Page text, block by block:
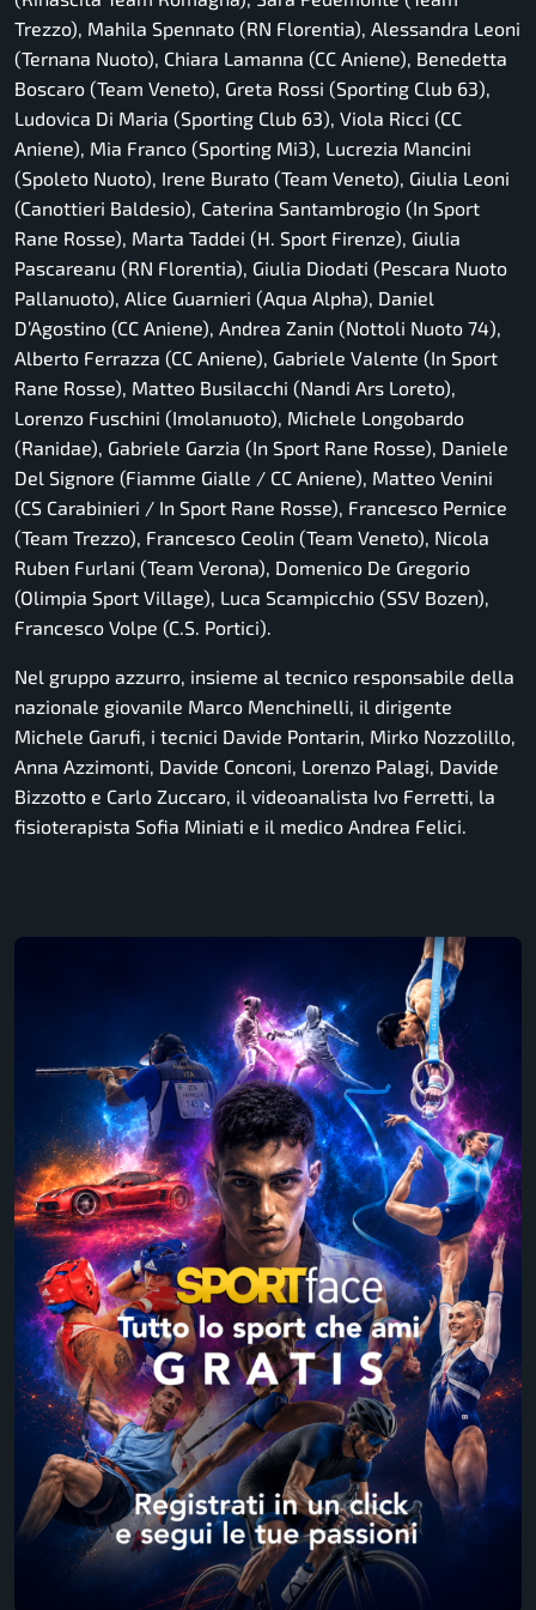
Trezzo), Mahila Spennato (RN Florentia), Alessandra Leoni
(Ternana Nuoto), Chiara Lamanna (CC Aniene), Benedetta
Boscaro (Team Veneto), Greta Rossi (Sporting Club 63),
Ludovica Di Maria (Sporting Club 63), Viola Ricci (CC
Aniene), Mia Franco (Sporting Mi3), Lucrezia Mancini
(Spoleto Nuoto), Irene Burato (Team Veneto), Giulia Leoni
(Canottieri Baldesio), Caterina Santambrogio (In Sport
Rane Rosse), Marta Taddei (H. Sport Firenze), Giulia
Pascareanu (RN Florentia), Giulia Diodati (Pescara Nuoto
Pallanuoto), Alice Guarnieri (Aqua Alpha), Daniel
D’Agostino (CC Aniene), Andrea Zanin (Nottoli Nuoto 74),
Alberto Ferrazza (CC Aniene), Gabriele Valente (In Sport
Rane Rosse), Matteo Busilacchi (Nandi Ars Loreto),
Lorenzo Fuschini (Imolanuoto), Michele Longobardo
(Ranidae), Gabriele Garzia (In Sport Rane Rosse), Daniele
Del Signore (Fiamme Gialle / CC Aniene), Matteo Venini
(CS Carabinieri / In Sport Rane Rosse), Francesco Pernice
(Team Trezzo), Francesco Ceolin (Team Veneto), Nicola
Ruben Furlani (Team Verona), Domenico De Gregorio
(Olimpia Sport Village), Luca Scampicchio (SSV Bozen),
Francesco Volpe (C.S. Portici).
Nel gruppo azzurro, insieme al tecnico responsabile della
nazionale giovanile Marco Menchinelli, il dirigente
Michele Garufi, i tecnici Davide Pontarin, Mirko Nozzolillo,
Anna Azzimonti, Davide Conconi, Lorenzo Palagi, Davide
Bizzotto e Carlo Zuccaro, il videoanalista Ivo Ferretti, la
fisioterapista Sofia Miniati e il medico Andrea Felici.